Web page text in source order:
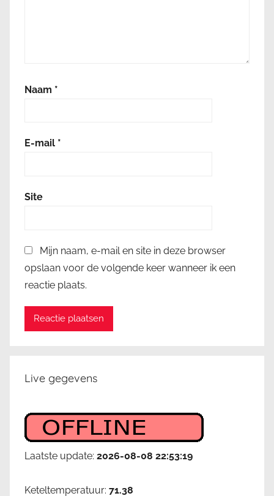
Naam *
E-mail *
Site
Mijn naam, e-mail en site in deze browser
opslaan voor de volgende keer wanneer ik een
reactie plaats.
Live gegevens
Laatste update: 2026-08-08 22:53:19
Keteltemperatuur: 71.38